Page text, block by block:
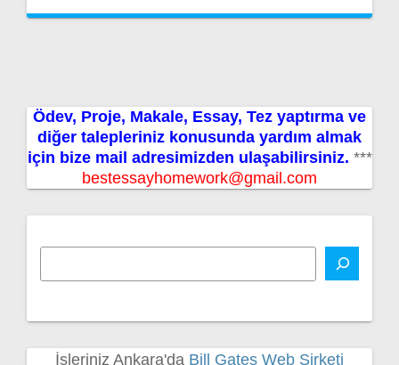
Ödev, Proje, Makale, Essay, Tez yaptırma ve
diğer talepleriniz konusunda yardım almak
için bize mail adresimizden ulaşabilirsiniz. ***
bestessayhomework@gmail.com
İşleriniz Ankara'da Bill Gates Web Şirketi